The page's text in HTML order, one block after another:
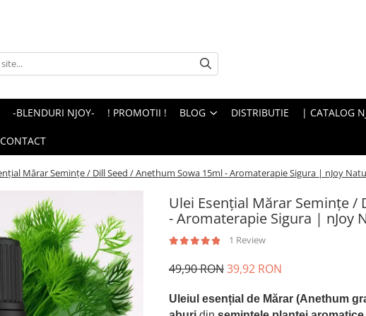
-BLENDURI NJOY- ! PROMOTII ! BLOG DISTRIBUTIE | CATALOG
CONTACT
Mărar Seminţe / Dill Seed / Anethum Sowa 15ml - Aromaterapie Sigura | nJoy
Ulei Esenţial Mărar Seminţe /
- Aromaterapie Sigura | nJoy
1 Review
49,90 RON39,92 RON
Uleiul esențial de Mărar (Anethum